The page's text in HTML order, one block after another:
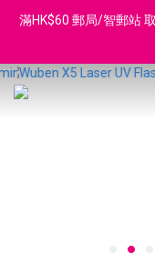
登記會員享每$50回贈
滿HK$60 郵局/智郵站
Whatsapp